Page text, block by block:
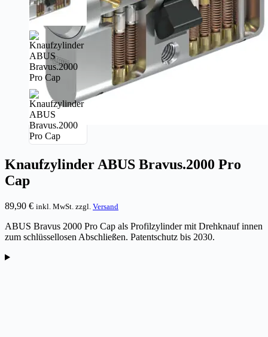
Knaufzylinder ABUS Bravus.2000 Pro
Cap
89,90 € inkl. MwSt. zzgl. Versand
ABUS Bravus 2000 Pro Cap als Profilzylinder mit Drehknauf innen
zum schlüssellosen Abschließen. Patentschutz bis 2030.